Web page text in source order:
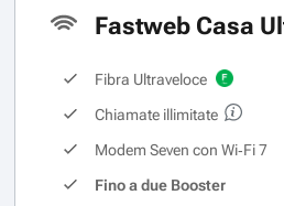
Fastweb Casa
Fibra Ultraveloce
Chiamate illimitate
Modem Seven con Wi‑Fi 7
Fino a due Booster